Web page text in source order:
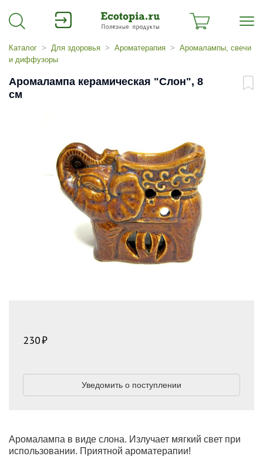
Каталог Для здоровья Ароматерапия
Аромалампы, свечи
и диффузоры
Аромалампа керамическая "Слон", 8
см
Аромалампа в виде слона. Излучает мягкий свет при
использовании. Приятной ароматерапии!
230
Уведомить о поступлении